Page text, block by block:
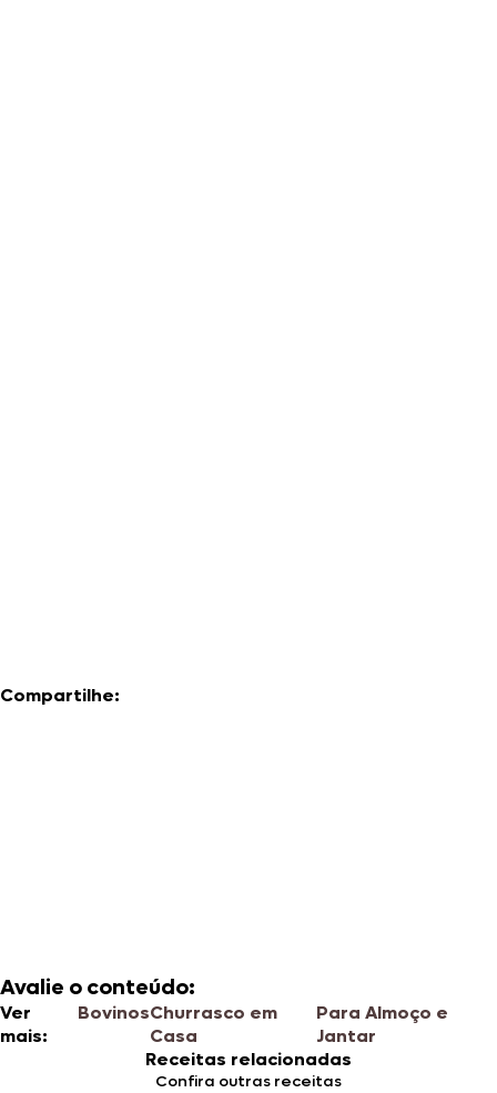
Compartilhe:
Avalie o conteúdo:
Ver
mais:
BovinosChurrasco em
Casa
Para Almoço e
Jantar
Receitas relacionadas
Confira outras receitas